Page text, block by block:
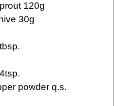
120g
30g
powder q.s.